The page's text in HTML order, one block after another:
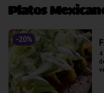
Platos
-20%